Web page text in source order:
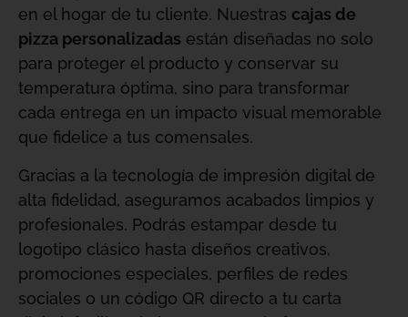
en el hogar de tu cliente. Nuestras cajas de
pizza personalizadas están diseñadas no solo
para proteger el producto y conservar su
temperatura óptima, sino para transformar
cada entrega en un impacto visual memorable
que fidelice a tus comensales.
Gracias a la tecnología de impresión digital de
alta fidelidad, aseguramos acabados limpios y
profesionales. Podrás estampar desde tu
logotipo clásico hasta diseños creativos,
promociones especiales, perfiles de redes
sociales o un código QR directo a tu carta